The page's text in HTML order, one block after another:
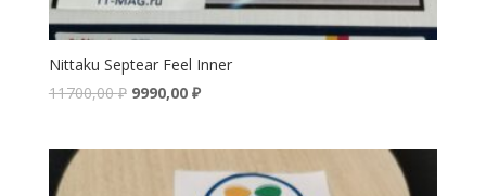
Nittaku Septear Feel Inner
11700,00₽ 9990,00 ₽